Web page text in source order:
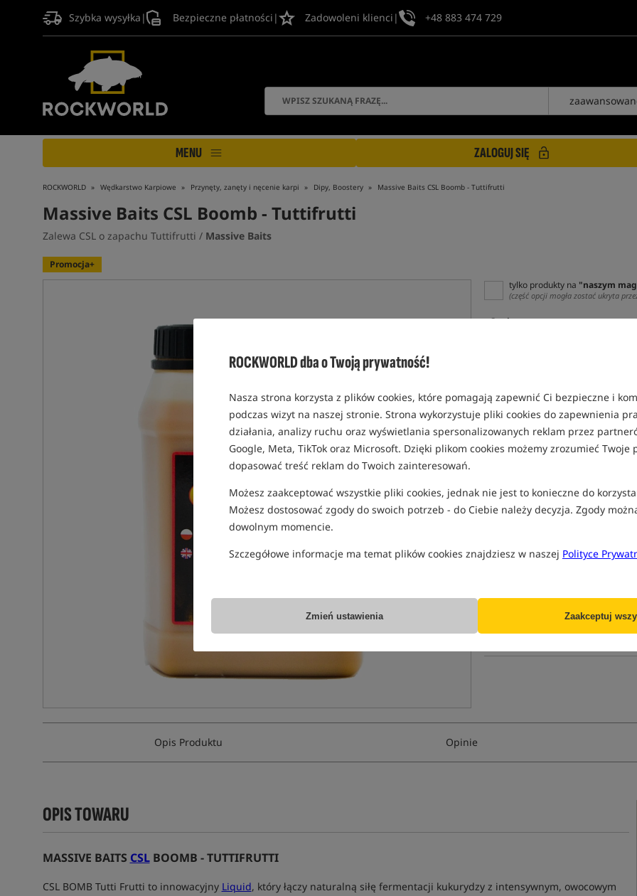
ROCKWORLD dba o Twoją prywatność!
Nasza strona korzysta z plików cookies, które pomagają zapewnić Ci bezpieczne i
podczas wizyt na naszej stronie. Strona wykorzystuje pliki cookies do zapewnienia
działania, analizy ruchu oraz wyświetlania spersonalizowanych reklam przez
Google, Meta, TikTok oraz Microsoft. Dzięki plikom cookies możemy zrozumieć Twoje
dopasować treść reklam do Twoich zainteresowań.
Możesz zaakceptować wszystkie pliki cookies, jednak nie jest to konieczne do
Możesz dostosować zgody do swoich potrzeb - do Ciebie należy decyzja. Zgody
dowolnym momencie.
Szczegółowe informacje ma temat plików cookies znajdziesz w naszej Polityce
Zmień ustawienia Zaakceptuj
Szybka wysyłka | Bezpieczne płatności | Zadowoleni klienci | +48 883 474 729
MENU ZALOGUJ SIĘ
ROCKWORLD Wędkarstwo Karpiowe Przynęty, zanęty i nęcenie karpi Dipy, Boostery Massive Baits CSL Boomb - Tuttifrutti
Massive Baits CSL Boomb - Tuttifrutti
Zalewa CSL o zapachu Tuttifrutti / Massive Baits
Promocja+
tylko produkty na "naszym
(część opcji mogła zostać ukryta
Opcja
0,41
SPODZIEWANA WYSYŁKA
Producent: Massive Baits
Poleć ten produkt znajomym:
Opis Produktu Opinie
OPIS TOWARU
MASSIVE BAITS CSLBOOMB - TUTTIFRUTTI
CSL BOMB Tutti Frutti to innowacyjny Liquid, który łączy naturalną siłę fermentacji kukurydzy z intensywnym, owocowym